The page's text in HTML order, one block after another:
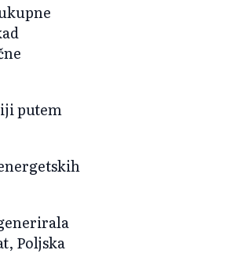
putem
Poljska